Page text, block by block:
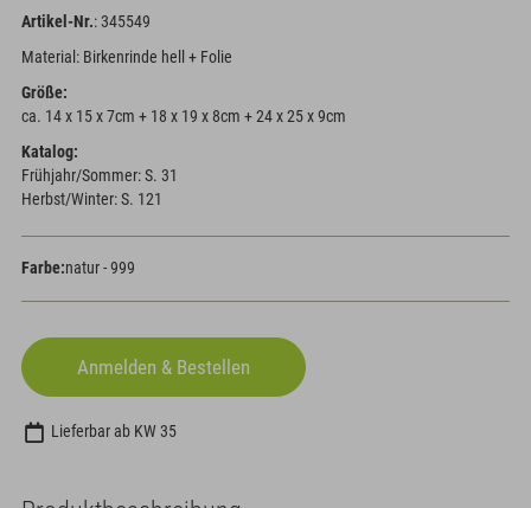
Artikel-Nr.: 345549
Material: Birkenrinde hell + Folie
Größe:
ca. 14 x 15 x 7cm + 18 x 19 x 8cm + 24 x 25 x 9cm
Katalog:
Frühjahr/Sommer: S. 31
Herbst/Winter: S. 121
Farbe:natur - 999
Lieferbar ab KW 35